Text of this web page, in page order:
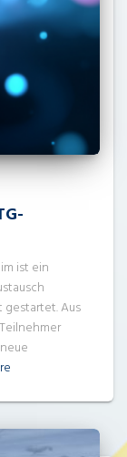
ist ein
Aus